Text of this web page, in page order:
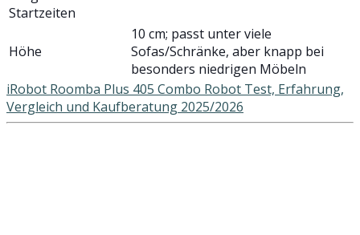
Startzeiten
Höhe
10 cm; passt unter viele
Sofas/Schränke, aber knapp bei
besonders niedrigen Möbeln
iRobot Roomba Plus 405 Combo Robot Test, Erfahrung,
Vergleich und Kaufberatung 2025/2026